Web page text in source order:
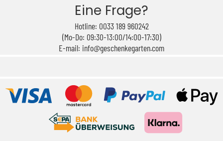
Eine Frage?
Hotline: 0033 189 960242
(Mo-Do: 09:30-13:00/14:00-17:30)
E-mail: info@geschenkegarten.com